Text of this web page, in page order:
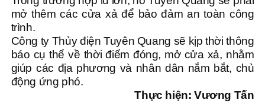
mở thêm các cửa xả để bảo đảm an toàn công
trình.
Công ty Thủy điện Tuyên Quang sẽ kịp thời thông
báo cụ thể về thời điểm đóng, mở cửa xả, nhằm
giúp các địa phương và nhân dân nắm bắt, chủ
động ứng phó.
Thực hiện: Vương Tấn